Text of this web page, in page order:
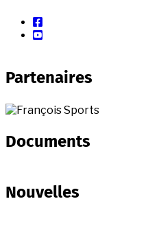
facebook
youtube
Partenaires
Documents
Nouvelles